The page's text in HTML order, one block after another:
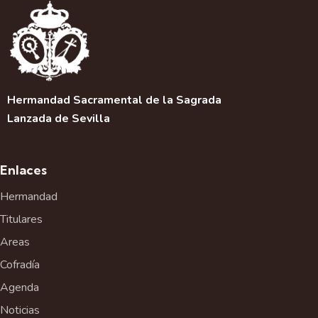
c
i
ó
n
d
e
l
n
t
o
Hermandad Sacramental de la Sagrada
Lanzada de Sevilla
Enlaces
Hermandad
Titulares
Areas
Cofradía
Agenda
Noticias